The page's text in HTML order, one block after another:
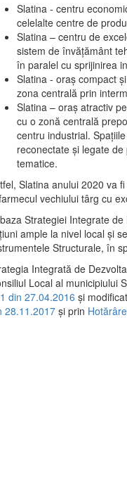
Slatina - centru
celelalte centre de
Slatina – centru de
sistem de învăţământ
în paralel cu sprijinirea
Slatina - oraş compact
zona centrală prin
Slatina – oraş atractiv
cu o zonă centrală
centru industrial.
reconectate şi legate
tematice.
Slatina anului 2020 va
vechiului târg cu
Strategiei Integrate
ample la nivel local şi
Structurale, în
Integrată de
Local al municipiului
din 27.04.2016 și
28.11.2017 și prin